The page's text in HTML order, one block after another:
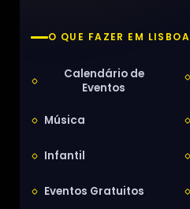
O QUE FAZER EM LISBOA
Calendário de
Eventos
Música
Infantil
Eventos Gratuitos